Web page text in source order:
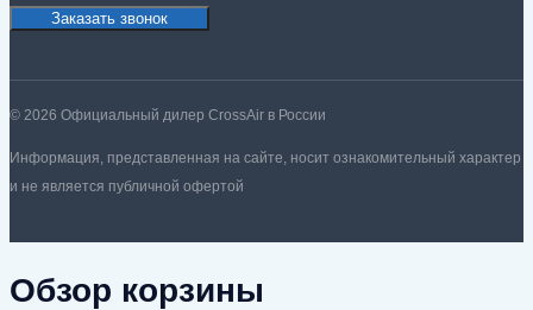
Заказать звонок
© 2026 Официальный дилер CrossAir в России
Информация, представленная на сайте, носит ознакомительный характер
и не является публичной офертой
Обзор корзины